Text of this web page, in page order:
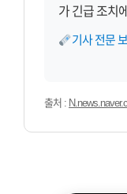
가 긴급 조치
기사 전문
출처 :